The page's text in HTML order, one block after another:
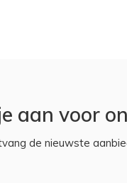
aan voor
de nieuwste